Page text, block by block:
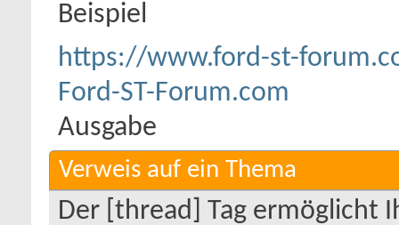
Beispiel
https://www.ford-st-
Ford-ST-Forum.com
Ausgabe
Verweis auf ein Thema
Der [thread] Tag ermöglicht